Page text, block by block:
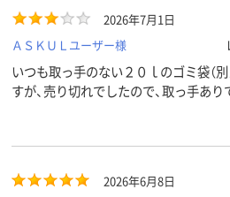
2026年7月1日
ＡＳＫＵＬユーザー様
いつも取っ手のない２０ｌのゴミ袋（
すが、売り切れでしたので、取っ手あ
を選びました。なのにサイズがいつも
て消費するしかないですね。
ど良いと思います。
2026年6月8日